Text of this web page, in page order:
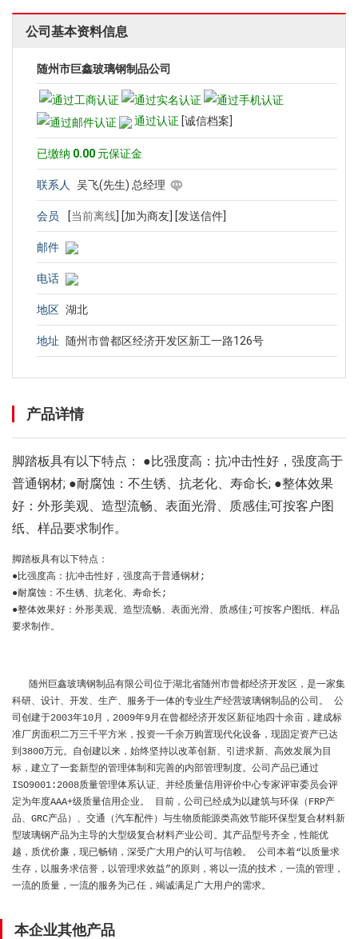
公司基本资料信息
随州市巨鑫玻璃钢制品公司
通过认证 [诚信档案]
已缴纳 0.00 元保证金
联系人 吴飞(先生) 总经理
会员 [当前离线 [加为商友] [发送信件]
邮件
电话
地区 湖北
地址 随州市曾都区经济开发区新工一路126号
产品详情
脚踏板具有以下特点： ●比强度高：抗冲击性好，强度高于
普通钢材; ●耐腐蚀：不生锈、抗老化、寿命长; ●整体效果
好：外形美观、造型流畅、表面光滑、质感佳;可按客户图
纸、样品要求制作。
脚踏板具有以下特点：
●比强度高：抗冲击性好，强度高于普通钢材;
●耐腐蚀：不生锈、抗老化、寿命长;
●整体效果好：外形美观、造型流畅、表面光滑、质感佳;可按客户图纸、样品
要求制作。
随州巨鑫玻璃钢制品有限公司位于湖北省随州市曾都经济开发区，是一家集
科研、设计、开发、生产、服务于一体的专业生产经营玻璃钢制品的公司。 公
司创建于2003年10月，2009年9月在曾都经济开发区新征地四十余亩，建成标
准厂房面积二万三千平方米，投资一千余万购置现代化设备，现固定资产已达
到3800万元。自创建以来，始终坚持以改革创新、引进求新、高效发展为目
标，建立了一套新型的管理体制和完善的内部管理制度。公司产品已通过
ISO9001:2008质量管理体系认证、并经质量信用评价中心专家评审委员会评
定为年度AAA+级质量信用企业。 目前，公司已经成为以建筑与环保（FRP产
品、GRC产品）、交通（汽车配件）与生物质能源类高效节能环保型复合材料新
型玻璃钢产品为主导的大型级复合材料产业公司。其产品型号齐全，性能优
越，质优价廉，现已畅销，深受广大用户的认可与信赖。 公司本着“以质量求
生存，以服务求信誉，以管理求效益”的原则，将以一流的技术，一流的管理，
一流的质量，一流的服务为己任，竭诚满足广大用户的需求。
本企业其他产品